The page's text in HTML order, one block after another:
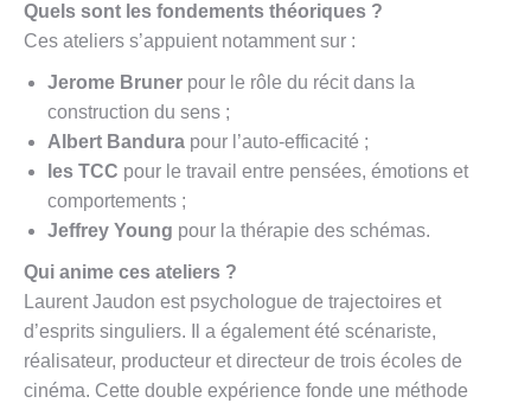
Quels sont les fondements théoriques ?
Ces ateliers s’appuient notamment sur :
Jerome Bruner pour le rôle du récit dans la
construction du sens ;
Albert Bandura pour l’auto-efficacité ;
les TCC pour le travail entre pensées, émotions et
comportements ;
Jeffrey Young pour la thérapie des schémas.
Qui anime ces ateliers ?
Laurent Jaudon est psychologue de trajectoires et
d’esprits singuliers. Il a également été scénariste,
réalisateur, producteur et directeur de trois écoles de
cinéma. Cette double expérience fonde une méthode